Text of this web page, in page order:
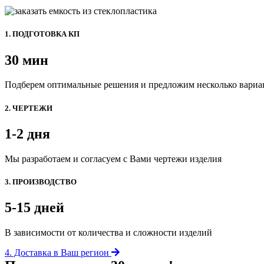
1. ПОДГОТОВКА КП
30 мин
Подберем оптимальные решения и предложим несколько
2. ЧЕРТЕЖИ
1-2 дня
Мы разработаем и согласуем с Вами чертежи изделия
3. ПРОИЗВОДСТВО
5-15 дней
В зависимости от количества и сложности изделий
4. Доставка в Ваш регион